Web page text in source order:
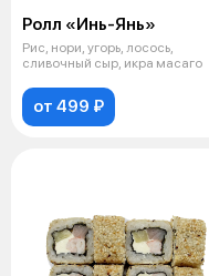
Ролл «Инь-Янь»
Рис, нори, угорь, лосось,
сливочный сыр, икра масаго
от 499 ₽